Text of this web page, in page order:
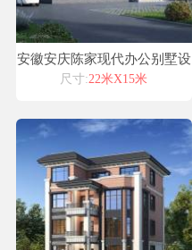
安徽安庆陈家现代办公别墅设
计喜天下别墅设计图纸
尺寸:22米X15米